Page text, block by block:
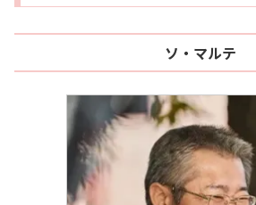
ソ・マルテ